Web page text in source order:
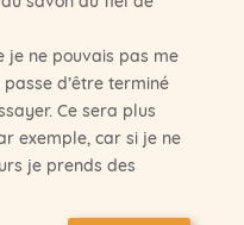
je ne pouvais pas me
d’être terminé
Ce sera plus
exemple, car si je ne
je prends des